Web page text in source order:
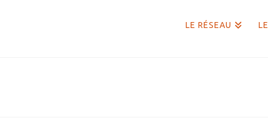
LE RÉSEAU